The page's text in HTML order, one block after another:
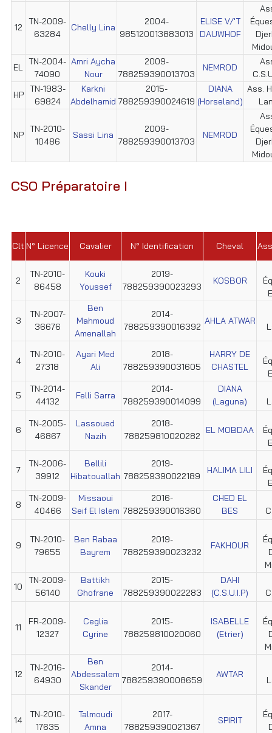
12
TN-2009-
63284
Chelly Lina
2004-
985120013883013
ELISE V/'T
DAUWHOF
EL
TN-2004-
74090
Amri Aycha
Nour
2009-
788259390013703
NEMROD
HP
TN-1983-
69824
Karkni
Abdelhamid
2015-
788259390024619
DIANA
(Horseland)
Ass.
NP
TN-2010-
10486
Sassi Lina
2009-
788259390013703
NEMROD
CSO Préparatoire I
Clt N° Licence Cavalier N° Identification Cheval
2
TN-2010-
86458
Kouki
Youssef
2019-
788259390023293
KOSBOR
3
TN-2007-
36676
Ben
Mahmoud
Amenallah
2014-
788259390016392
AHLA ATWAR
4
TN-2010-
27318
Ayari Med
Ali
2018-
788259390031605
HARRY DE
CHASTEL
5
TN-2014-
44132
Felli Sarra
2014-
788259390014099
DIANA
(Laguna)
6
TN-2005-
46867
Lassoued
Nazih
2018-
788259810020282
EL MOBDAA
7
TN-2006-
39912
Bellili
Hibatouallah
2019-
788259390022189
HALIMA LILI
8
TN-2009-
40466
Missaoui
Seif El Islem
2016-
788259390016360
CHED EL
BES
9
TN-2010-
79655
Ben Rabaa
Bayrem
2019-
788259390023232
FAKHOUR
10
TN-2009-
56140
Battikh
Ghofrane
2015-
788259390022283
DAHI
(C.S.U.I.P)
11
FR-2009-
12327
Ceglia
Cyrine
2015-
788259810020060
ISABELLE
(Etrier)
12
TN-2016-
64930
Ben
Abdessalem
Skander
2014-
788259390008659
AWTAR
14
TN-2010-
17635
Talmoudi
Amna
2017-
788259390021367
SPIRIT